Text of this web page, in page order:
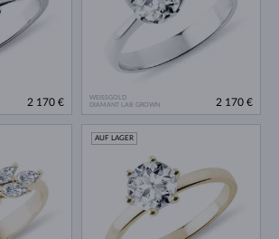
2 170 €
WEISSGOLD
DIAMANT LAB GROWN
2 170 €
AUF LAGER